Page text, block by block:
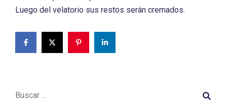
Luego del velatorio sus restos serán cremados.